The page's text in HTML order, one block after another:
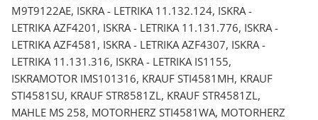
М9Т9122AE, ISKRA - LETRIKA 11.132.124, ISKRA -
LETRIKA AZF4201, ISKRA - LETRIKA 11.131.776, ISKRA -
LETRIKA AZF4581, ISKRA - LETRIKA AZF4307, ISKRA -
LETRIKA 11.131.316, ISKRA - LETRIKA IS1155,
ISKRAMOTOR IMS101316, KRAUF STI4581MH, KRAUF
STI4581SU, KRAUF STR8581ZL, KRAUF STR4581ZL,
MAHLE MS 258, MOTORHERZ STI4581WA, MOTORHERZ